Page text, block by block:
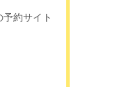
約サイト